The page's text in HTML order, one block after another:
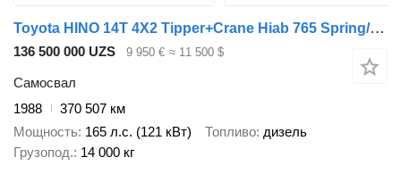
Toyota HINO 14T 4X2 Tipper+Crane Hiab 765 Spring/Spring Manual Gearbox
136 500 000 UZS 9 950 € ≈ 11 500 $
Самосвал
1988
370 507 км
Мощность 165 л.с. (121 кВт) Топливо дизель
Грузопод. 14 000 кг